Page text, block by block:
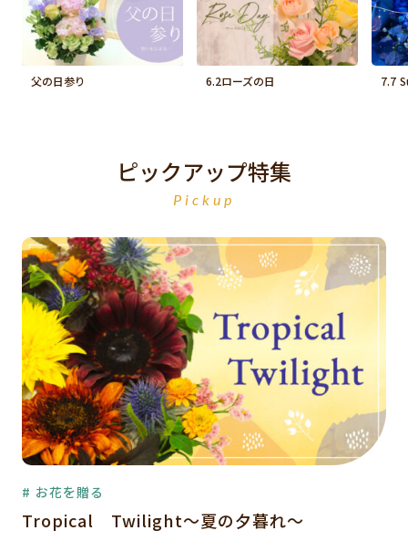
父の日参り 6.2ローズの日 7.7
ピックアップ特集
Pickup
# お花を贈る
Tropical Twilight～夏の夕暮れ～